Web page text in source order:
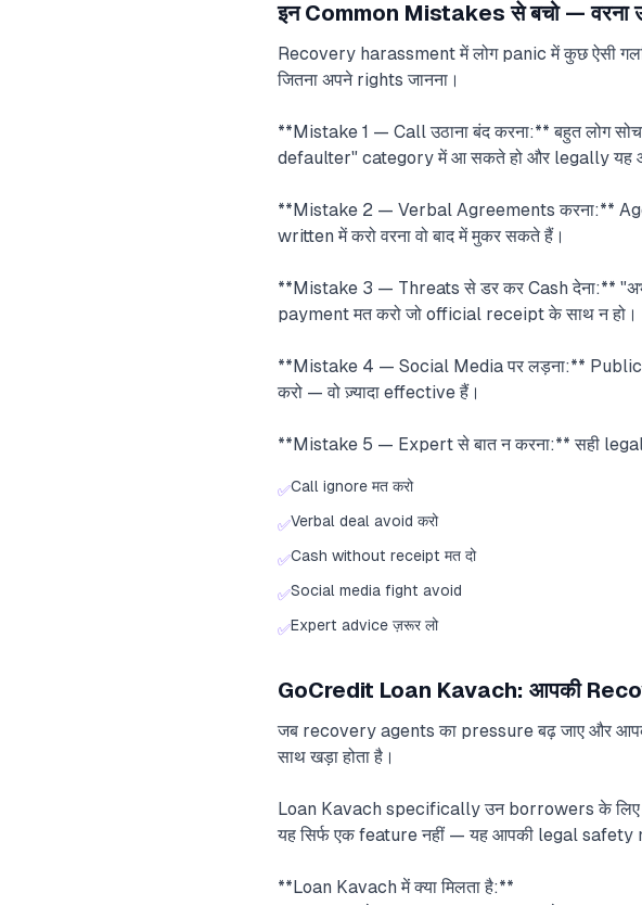
इन Common Mistakes से बचो — वरना
Recovery harassment में लोग panic में कुछ ऐसी
जितना अपने rights जानना।
**Mistake 1 — Call उठाना बंद करना:** बहुत लोग
defaulter" category में आ सकते हो और legally यह
**Mistake 2 — Verbal Agreements करना:**
written में करो वरना वो बाद में मुकर सकते हैं।
**Mistake 3 — Threats से डर कर Cash देना:**
payment मत करो जो official receipt के साथ न हो।
**Mistake 4 — Social Media पर लड़ना:**
करो — वो ज़्यादा effective हैं।
**Mistake 5 — Expert से बात न करना:** सही
✅Call ignore मत करो
✅Verbal deal avoid करो
✅Cash without receipt मत दो
✅Social media fight avoid
✅Expert advice ज़रूर लो
GoCredit Loan Kavach: आपकी
जब recovery agents का pressure बढ़ जाए और
साथ खड़ा होता है।
Loan Kavach specifically उन borrowers के लिए
यह सिर्फ एक feature नहीं — यह आपकी legal safety
**Loan Kavach में क्या मिलता है:**